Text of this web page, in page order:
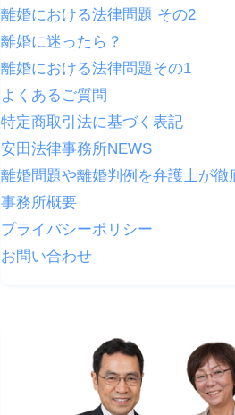
離婚における法律問題 その2
離婚に迷ったら？
離婚における法律問題その1
よくあるご質問
特定商取引法に基づく表記
安田法律事務所NEWS
離婚問題や離婚判例を弁護士が徹
事務所概要
プライバシーポリシー
お問い合わせ